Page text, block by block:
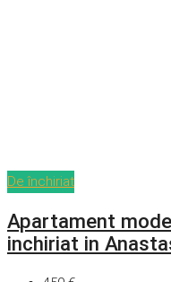
De închiriat
Apartament
inchiriat in